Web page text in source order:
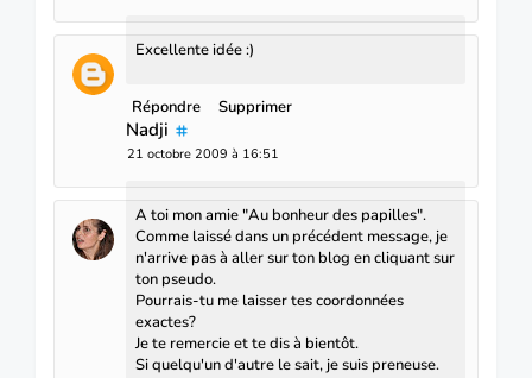
Excellente idée :)
Répondre Supprimer
Nadji
21 octobre 2009 à 16:51
A toi mon amie "Au bonheur des papilles".
Comme laissé dans un précédent message, je
n'arrive pas à aller sur ton blog en cliquant sur
ton pseudo.
Pourrais-tu me laisser tes coordonnées
exactes?
Je te remercie et te dis à bientôt.
Si quelqu'un d'autre le sait, je suis preneuse.